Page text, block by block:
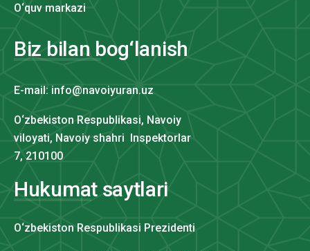
O‘quv markazi
Biz bilan bog‘lanish
E-mail: info@navoiyuran.uz
O‘zbekiston Respublikasi, Navoiy
viloyati, Navoiy shahri Inspektorlar
7, 210100
Hukumat saytlari
O‘zbekiston Respublikasi Prezidenti